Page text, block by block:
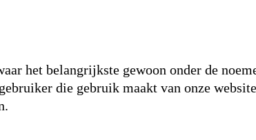
het belangrijkste gewoon onder de
die gebruik maakt van onze